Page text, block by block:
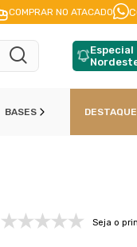
PARCELE EM
COMPRAR NO ATACADO
Especial
BASES
Seja o